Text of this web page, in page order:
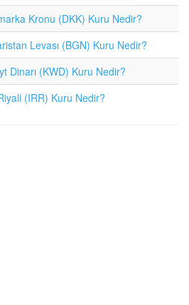
Kronu (DKK) Kuru Nedir?
Levası (BGN) Kuru Nedir?
Dinarı (KWD) Kuru Nedir?
(IRR) Kuru Nedir?